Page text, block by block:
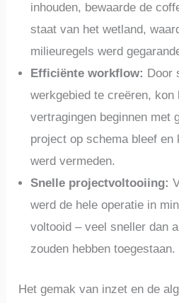
inhouden, bewaarde de
staat van het wetland,
milieuregels werd
Efficiënte workflow: Door
werkgebied te creëren, kon
vertragingen beginnen met
project op schema bleef en
werd vermeden.
Snelle projectvoltooiing:
werd de hele operatie in
voltooid – veel sneller dan
zouden hebben toegestaan.
Het gemak van inzet en de